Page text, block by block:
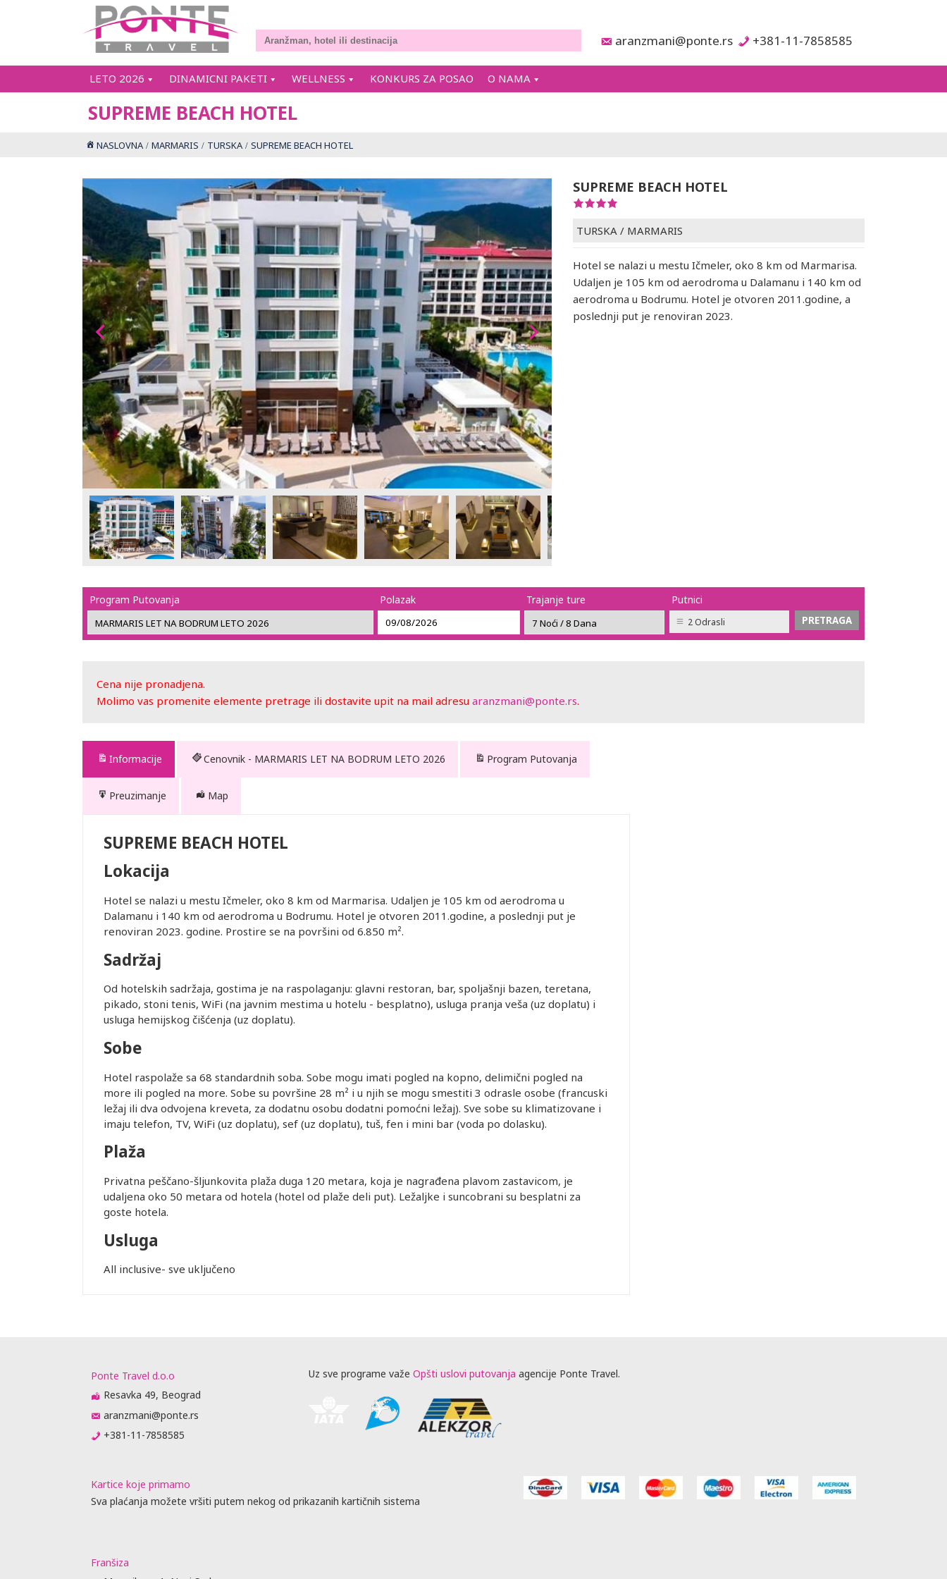
aranzmani@ponte.rs +381-11-7858585
LETO 2026 DINAMICNI PAKETI WELLNESS KONKURS ZA POSAO O NAMA
SUPREME BEACH HOTEL
NASLOVNA MARMARIS TURSKA SUPREME BEACH HOTEL
SUPREME BEACH HOTEL
TURSKA / MARMARIS
Hotel se nalazi u mestu Ičmeler, oko 8 km od Marmarisa.
Udaljen je 105 km od aerodroma u Dalamanu i 140 km od
aerodroma u Bodrumu. Hotel je otvoren 2011.godine, a
poslednji put je renoviran 2023.
Program Putovanja Polazak Trajanje ture Putnici
2 Odrasli
Cena nije pronadjena.
Molimo vas promenite elemente pretrage ili dostavite upit na mail adresu aranzmani@ponte.rs.
Informacije Cenovnik - MARMARIS LET NA BODRUM LETO 2026 Program Putovanja
Preuzimanje Map
SUPREME BEACH HOTEL
Lokacija
Hotel se nalazi u mestu Ičmeler, oko 8 km od Marmarisa. Udaljen je 105 km od aerodroma u
Dalamanu i 140 km od aerodroma u Bodrumu. Hotel je otvoren 2011.godine, a poslednji put je
renoviran 2023. godine. Prostire se na površini od 6.850 m².
Sadržaj
Od hotelskih sadržaja, gostima je na raspolaganju: glavni restoran, bar, spoljašnji bazen, teretana,
pikado, stoni tenis, WiFi (na javnim mestima u hotelu - besplatno), usluga pranja veša (uz doplatu) i
usluga hemijskog čišćenja (uz doplatu).
Sobe
Hotel raspolaže sa 68 standardnih soba. Sobe mogu imati pogled na kopno, delimični pogled na
more ili pogled na more. Sobe su površine 28 m² i u njih se mogu smestiti 3 odrasle osobe (francuski
ležaj ili dva odvojena kreveta, za dodatnu osobu dodatni pomoćni ležaj). Sve sobe su klimatizovane i
imaju telefon, TV, WiFi (uz doplatu), sef (uz doplatu), tuš, fen i mini bar (voda po dolasku).
Plaža
Privatna peščano-šljunkovita plaža duga 120 metara, koja je nagrađena plavom zastavicom, je
udaljena oko 50 metara od hotela (hotel od plaže deli put). Ležaljke i suncobrani su besplatni za
goste hotela.
Usluga
All inclusive- sve uključeno
Ponte Travel d.o.o
Resavka 49, Beograd
aranzmani@ponte.rs
+381-11-7858585
Uz sve programe važe Opšti uslovi putovanja agencije Ponte Travel.
Kartice koje primamo
Sva plaćanja možete vršiti putem nekog od prikazanih kartičnih sistema
Franšiza